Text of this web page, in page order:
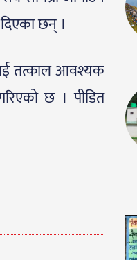
छन् ।
तत्काल आवश्यक
छ । पीडित